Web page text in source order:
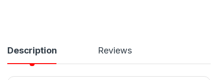
Description Reviews